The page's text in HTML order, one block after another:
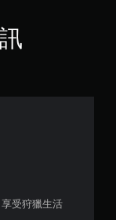
）
受狩獵生活